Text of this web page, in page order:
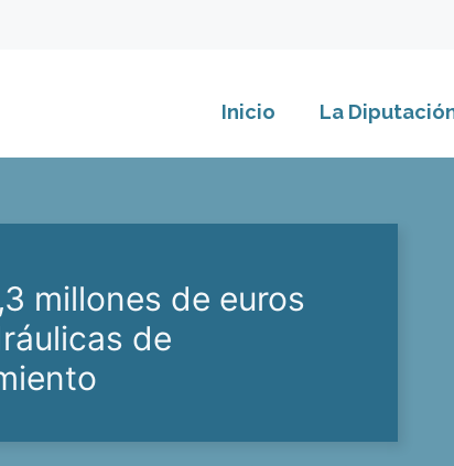
Inicio La
millones de euros
de